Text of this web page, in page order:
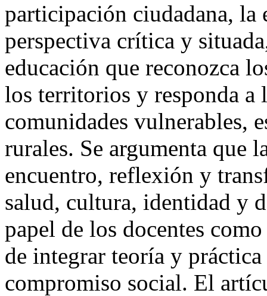
participación ciudadana, la
perspectiva crítica y
educación que reconozca
los territorios y responda a
comunidades vulnerables,
rurales. Se argumenta que
encuentro, reflexión y
salud, cultura, identidad y
papel de los docentes
de integrar teoría y
compromiso social. El